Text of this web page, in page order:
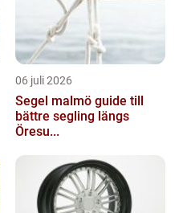
06 juli 2026
Segel malmö guide till
bättre segling längs
Öresu...